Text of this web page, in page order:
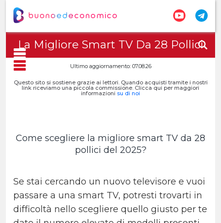
La Migliore Smart TV Da 28 Pollici
Ultimo aggiornamento: 07.08.26
Questo sito si sostiene grazie ai lettori. Quando acquisti tramite i nostri
link riceviamo una piccola commissione. Clicca qui per maggiori
informazioni su di noi
Come scegliere la migliore smart TV da 28
pollici del 2025?
Se stai cercando un nuovo televisore e vuoi
passare a una smart TV, potresti trovarti in
difficoltà nello scegliere quello giusto per te